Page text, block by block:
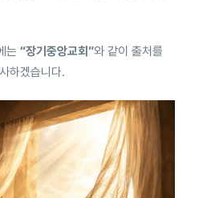
는 “장기중앙교회”와 같이 출처를
하겠습니다.